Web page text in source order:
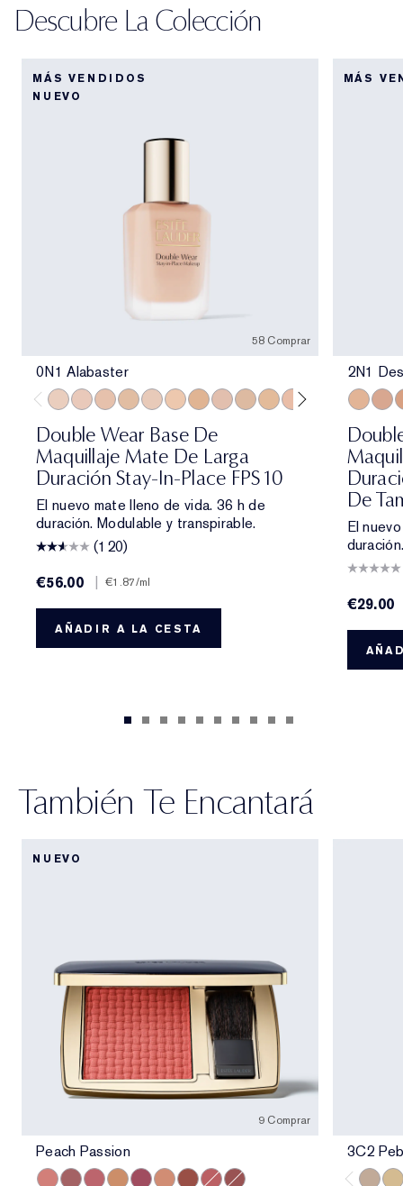
Descubre La Colección
MÁS VENDIDOS
NUEVO
58 Comprar
0N1 Alabaster
Double Wear Base De
Maquillaje Mate De Larga
Duración Stay-In-Place FPS 10
El nuevo mate lleno de vida. 36 h de
duración. Modulable y transpirable.
(120)
€56.00
| €1.87/ml
AÑADIR A LA CESTA
MÁS
2N1
De
El
€29.00
También Te Encantará
NUEVO
9 Comprar
Peach Passion 3C2